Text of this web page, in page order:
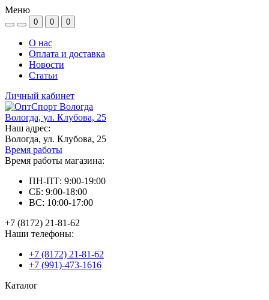
Меню
0 0 0
О нас
Оплата и доставка
Новости
Статьи
Личный кабинет
Вологда, ул. Клубова, 25
Наш адрес:
Вологда, ул. Клубова, 25
Время работы
Время работы магазина:
ПН-ПТ: 9:00-19:00
СБ: 9:00-18:00
ВС: 10:00-17:00
+7 (8172) 21-81-62
Наши телефоны:
+7 (8172) 21-81-62
+7 (991)-473-1616
Каталог